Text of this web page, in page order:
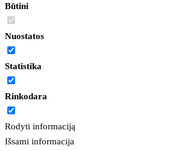
Būtini
Nuostatos
Statistika
Rinkodara
Rodyti informaciją
Išsami informacija